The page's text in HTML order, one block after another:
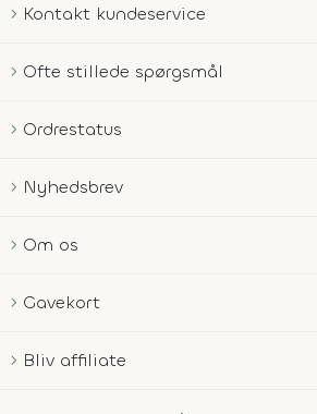
Kontakt kundeservice
Ofte stillede spørgsmål
Ordrestatus
Nyhedsbrev
Om os
Gavekort
Bliv affiliate